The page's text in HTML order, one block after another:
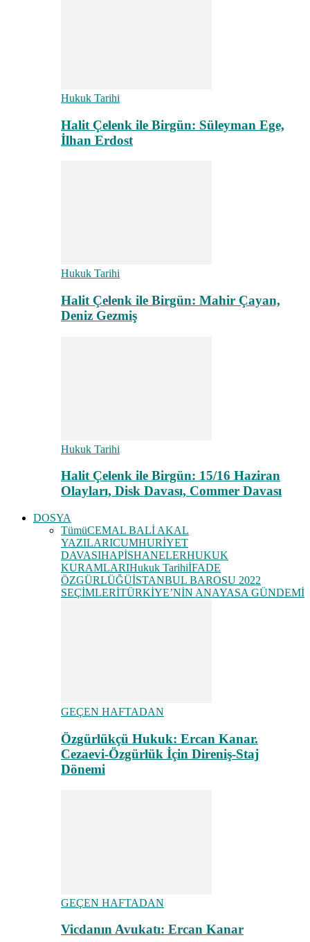
Hukuk Tarihi
Halit Çelenk ile Birgün: Süleyman Ege,
İlhan Erdost
Hukuk Tarihi
Halit Çelenk ile Birgün: Mahir Çayan,
Deniz Gezmiş
Hukuk Tarihi
Halit Çelenk ile Birgün: 15/16 Haziran
Olayları, Disk Davası, Commer Davası
DOSYA
TümüCEMAL BALİ AKAL
YAZILARICUMHURİYET
DAVASIHAPİSHANELERHUKUK
KURAMLARIHukuk TarihiİFADE
ÖZGÜRLÜĞÜİSTANBUL BAROSU 2022
SEÇİMLERİTÜRKİYE’NİN ANAYASA GÜNDEMİ
GEÇEN HAFTADAN
Özgürlükçü Hukuk: Ercan Kanar.
Cezaevi-Özgürlük İçin Direniş-Staj
Dönemi
GEÇEN HAFTADAN
Vicdanın Avukatı: Ercan Kanar